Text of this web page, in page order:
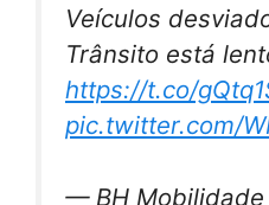
Veículos
Trânsito está
https://t.co/
pic.twitter.com/
— BH Mobilidade